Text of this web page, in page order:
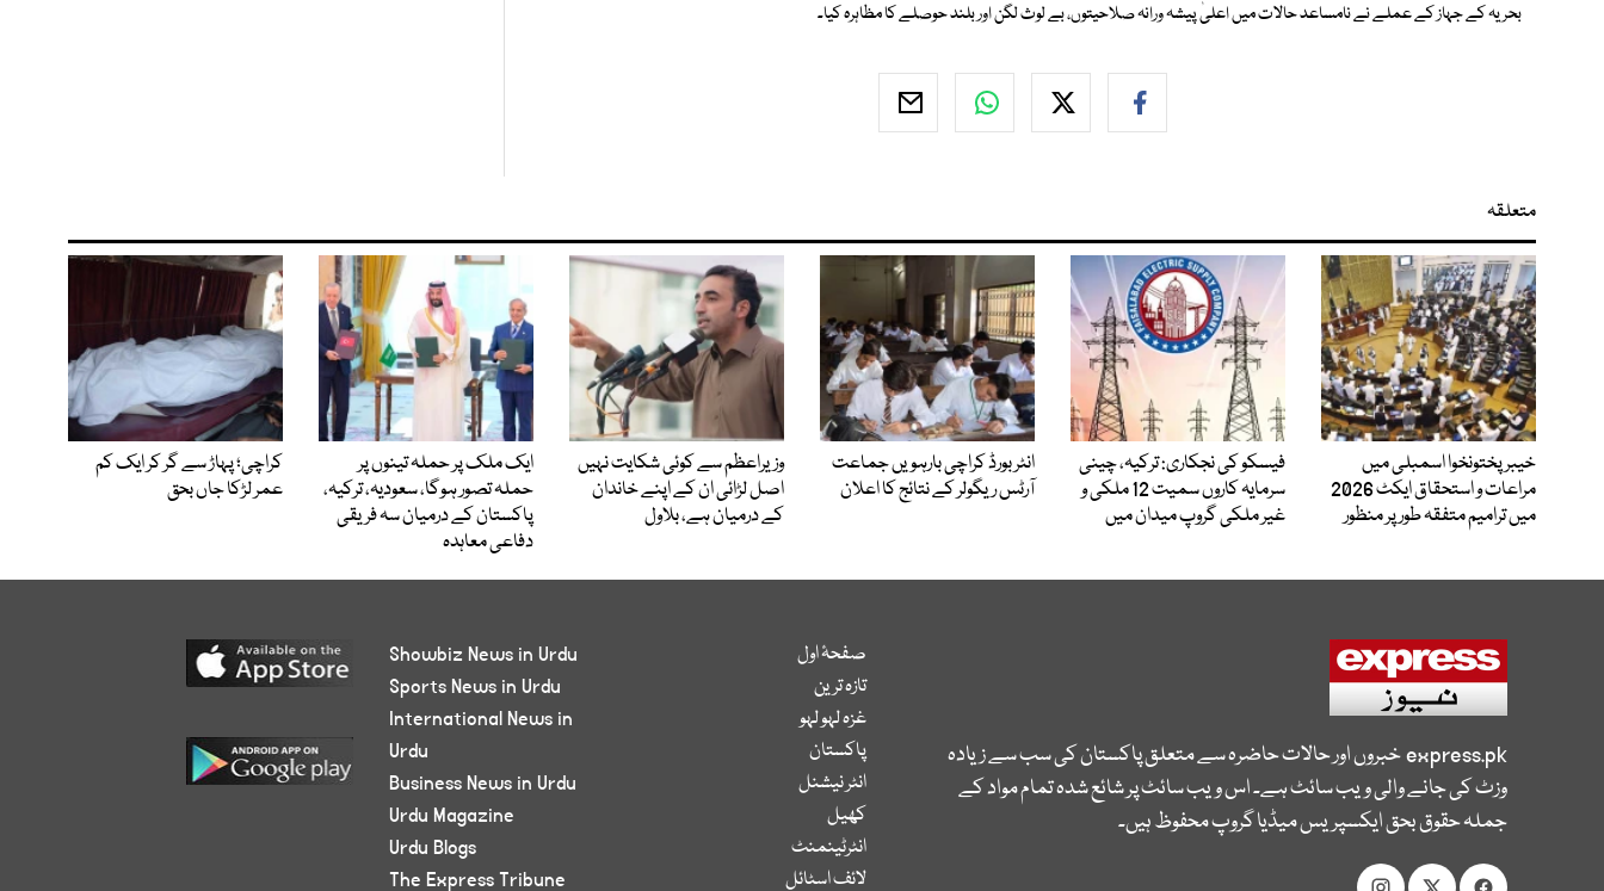
بحریہ کے جہاز کے عملے نے نامساعد حالات میں اعلیٰ پیشہ ورانہ صلاحیتوں، بے لوث لگن اور بلند حوصلے کا مظاہرہ کیا۔
متعلقہ
خیبرپختونخوا اسمبلی میں
مراعات و استحقاق ایکٹ 2026
میں ترامیم متفقہ طور پر منظور
فیسکو کی نجکاری: ترکیہ، چینی
سرمایہ کاروں سمیت 12 ملکی و
غیر ملکی گروپ میدان میں
انٹر بورڈ کراچی بارہویں جماعت
آرٹس ریگولر کے نتائج کا اعلان
وزیراعظم سے کوئی شکایت نہیں
اصل لڑائی ان کے اپنے خاندان
کے درمیان ہے، بلاول
ایک ملک پر حملہ تینوں پر
حملہ تصور ہوگا، سعودیہ، ترکیہ،
پاکستان کے درمیان سہ فریقی
دفاعی معاہدہ
کراچی؛ پہاڑ سے گر کر ایک کم
عمر لڑکا جاں بحق
express.pkخبروں اور حالات حاضرہ سے متعلق پاکستان کی سب سے زیادہ
وزٹ کی جانے والی ویب سائٹ ہے۔ اس ویب سائٹ پر شائع شدہ تمام مواد کے
جملہ حقوق بحق ایکسپریس میڈیا گروپ محفوظ ہیں۔
صفحۂ اول
تازہ ترین
غزہ لہو لہو
پاکستان
انٹر نیشنل
کھیل
انٹرٹینمنٹ
لائف اسٹائل
Showbiz News in Urdu
Sports News in Urdu
International News in
Urdu
Business News in Urdu
Urdu Magazine
Urdu Blogs
The Express Tribune